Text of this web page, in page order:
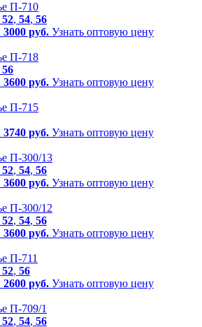
П-710
52, 54, 56
3000 руб. Узнать оптовую цену
П-718
56
3600 руб. Узнать оптовую цену
П-715
3740 руб. Узнать оптовую цену
П-300/13
52, 54, 56
3600 руб. Узнать оптовую цену
П-300/12
52, 54, 56
3600 руб. Узнать оптовую цену
П-711
52, 56
2600 руб. Узнать оптовую цену
П-709/1
52, 54, 56